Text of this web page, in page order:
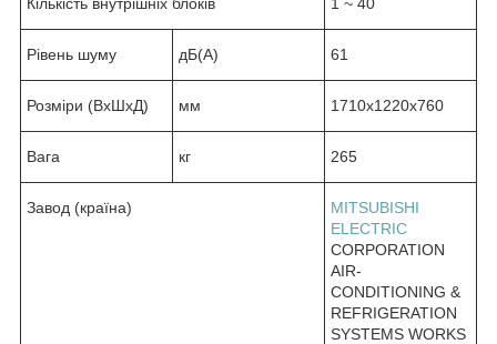
Рівень шуму дБ(А) 61
Розміри (ВхШхД) мм 1710х1220х760
Вага кг 265
Завод (країна)
MITSUBISHI
ELECTRIC
CORPORATION
AIR-
CONDITIONING &
REFRIGERATION
SYSTEMS WORKS